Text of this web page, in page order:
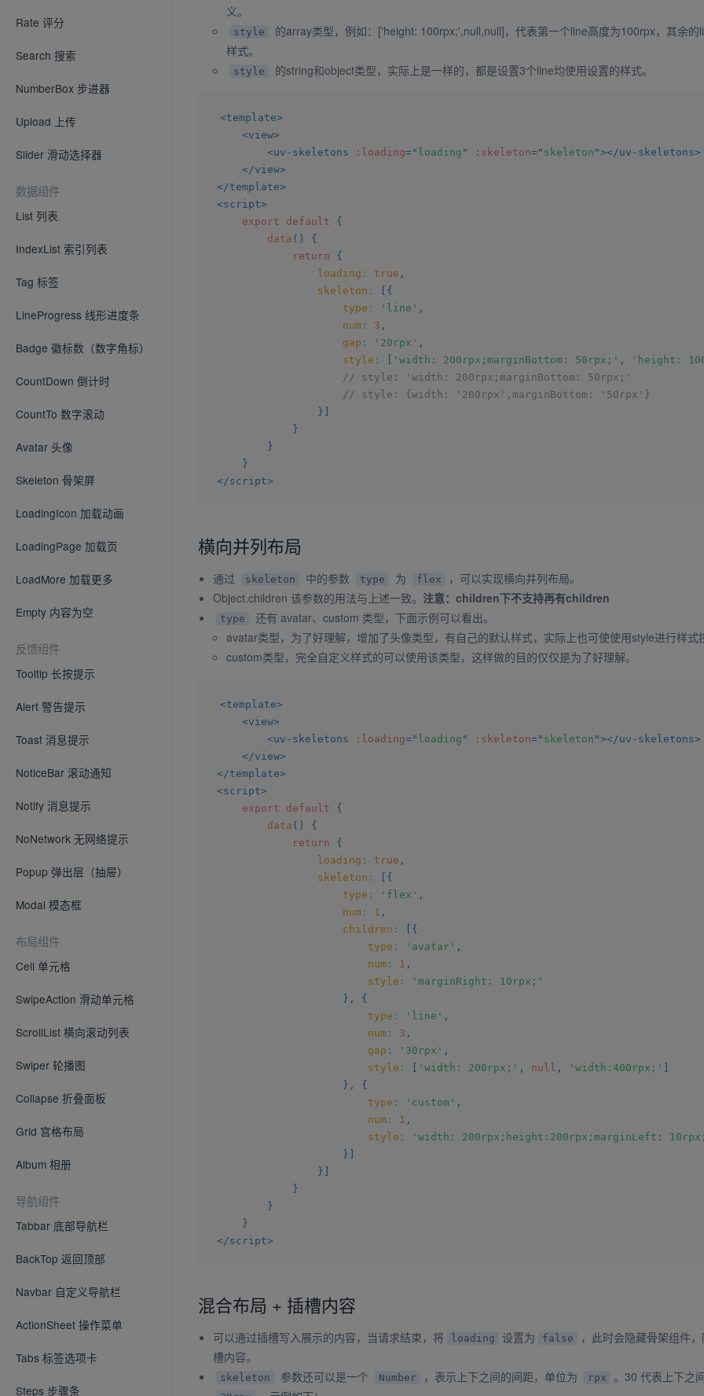
Rate 评分
Search 搜索
NumberBox 步进器
Upload 上传
Slider 滑动选择器
数据组件
List 列表
IndexList 索引列表
Tag 标签
LineProgress 线形进度条
Badge 徽标数（数字角标）
CountDown 倒计时
CountTo 数字滚动
Avatar 头像
Skeleton 骨架屏
LoadingIcon 加载动画
LoadingPage 加载页
LoadMore 加载更多
Empty 内容为空
反馈组件
Tooltip 长按提示
Alert 警告提示
Toast 消息提示
NoticeBar 滚动通知
Notify 消息提示
NoNetwork 无网络提示
Popup 弹出层（抽屉）
Modal 模态框
布局组件
Cell 单元格
SwipeAction 滑动单元格
ScrollList 横向滚动列表
Swiper 轮播图
Collapse 折叠面板
Grid 宫格布局
Album 相册
导航组件
Tabbar 底部导航栏
BackTop 返回顶部
Navbar 自定义导航栏
ActionSheet 操作菜单
Tabs 标签选项卡
Steps 步骤条
义。
style
的array类型，例如：['height: 100rpx;',null,null]，代表第一个line高度为100rpx，其余的
样式。
style 的string和object类型，实际上是一样的，都是设置3个line均使用设置的样式。
<template>
<view>
<uv-skeletons :loading=" loading " :skeleton=" skeleton "></uv-skeletons>
</view>
</template>
<script>
export
default
{
data ( )
{
return
{
loading : true ,
skeleton :
{
type : 'line' ,
num : 3 ,
gap : '20rpx' ,
style : 'width: 200rpx;marginBottom: 50rpx;' , 'height:
// style: 'width: 200rpx;marginBottom: 50rpx;'
// style: {width: '200rpx',marginBottom: '50rpx'}
}
}
}
}
</script>
横向并列布局
通过 skeleton 中的参数 type 为 flex
，可以实现横向并列布局。
Object.children 该参数的用法与上述一致。 注意：children下不支持再有children
type
还有 avatar、custom 类型，下面示例可以看出。
avatar类型，为了好理解，增加了头像类型，有自己的默认样式，实际上也可使使用style进行样式
custom类型，完全自定义样式的可以使用该类型，这样做的目的仅仅是为了好理解。
<template>
<view>
<uv-skeletons :loading=" loading " :skeleton=" skeleton "></uv-skeletons>
</view>
</template>
<script>
export
default
{
data ( )
{
return
{
loading : true ,
skeleton : [ {
type : 'flex' ,
num : 1 ,
children : [ {
type : 'avatar' ,
num : 1 ,
style :
'marginRight: 10rpx;'
} ,
{
type : 'line' ,
num : 3 ,
gap : '30rpx' ,
style : [ 'width: 200rpx;' , null , 'width:400rpx;' ]
} ,
{
type : 'custom' ,
num : 1 ,
style :
'width: 200rpx;height:200rpx;marginLeft:
} ]
} ]
}
}
}
</script>
混合布局 + 插槽内容
可以通过插槽写入展示的内容，当请求结束，将 loading 设置为 false
，此时会隐藏骨架组件
槽内容。
skeleton 参数还可以是一个 Number ，表示上下之间的间距，单位为 rpx 。30 代表上下之